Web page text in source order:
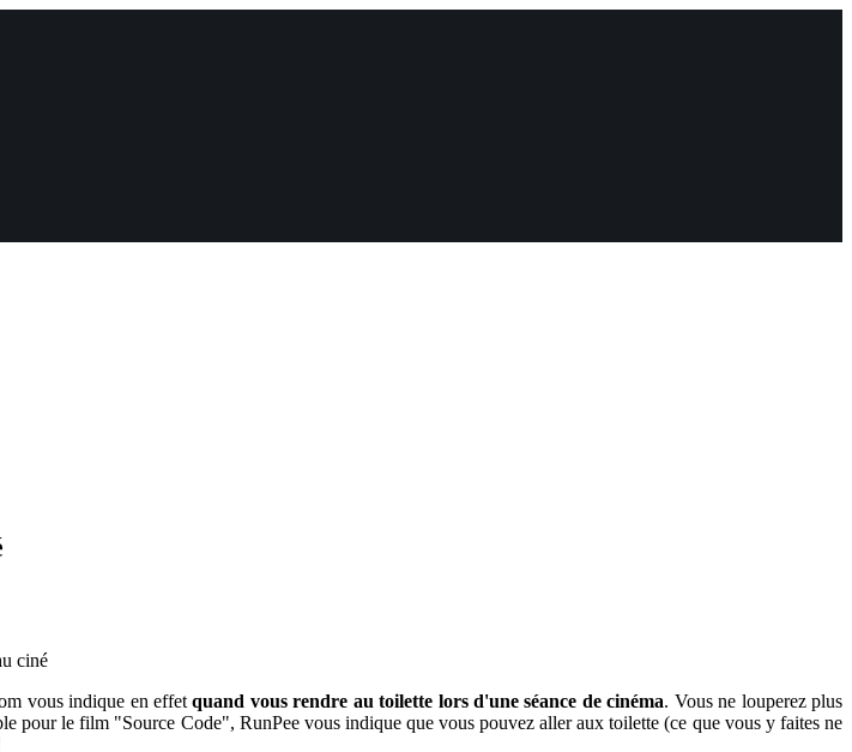
ciné
vous indique en effetquand vous rendre au toilette lors d'une séance de cinéma. Vous ne louperez plus
pour le film "Source Code", RunPee vous indique que vous pouvez aller aux toilette (ce que vous y faites ne